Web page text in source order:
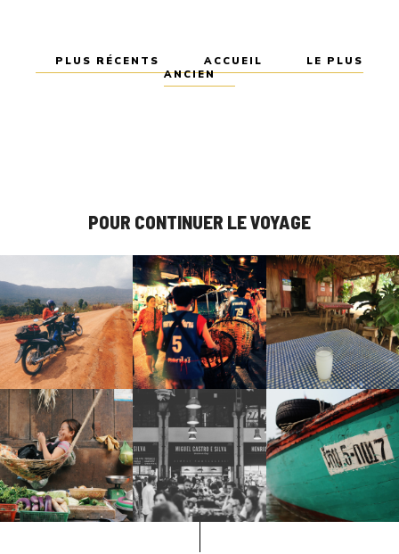
PLUS RÉCENTS ACCUEIL
LE PLUS
ANCIEN
POUR CONTINUER LE VOYAGE